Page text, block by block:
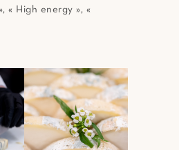
« High energy », «